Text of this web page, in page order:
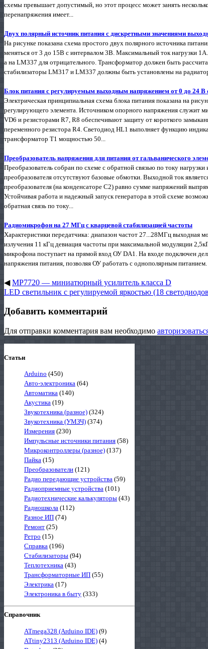
схемы превышает допустимый, но этот процесс может занять
перенапряжения имеет...
Двух полярный источник питания с дискретными значениями
На рисунке показана схема простого двух полярного источника
меняться от 3 до 15В с интервалом 3В. Максимальный ток нагрузки
а на LM337 для отрицательного. Трансформатор должен быть
стабилизаторы LM317 и LM337 должны быть установлены на
Блок питания с регулируемым выходным напряжением от 0 до 24 В
Электрическая принципиальная схема блока питания показана на
регулирующего элемента. Источником опорного напряжения служит
VD6 и резисторами R7, R8 обеспечивают защиту от короткого
переменного резистора R4. Светодиод HL1 выполняет функцию
трансформатор T1 мощностью 50...
Преобразователь напряжения для питания от гальванического
Преобразователь собран по схеме с обратной связью по току
преобразователя отсутствуют базовые обмотки. Выходной ток
преобразователя (на конденсаторе С2) равно сумме напряжений
Устойчивая работа и надежный запуск генератора в этой схеме
обратная связь по току...
Радиомикрофон на 27 МГц с кварцевой стабилизацией частоты
Характеристики передатчика: диапазон частот 27...28МГц
излучения 11 кГц девиация частоты при максимальной модуляции
микрофона поступает на прямой вход ОУ DA1. На входе подключен
напряжения питания, позволяя ОУ работать с однополярным
◀MP7720 — миниатюрный усилитель класса D
LED светильник с регулируемой яркостью (18
Добавить комментарий
Для отправки комментария вам необходимо
Статьи
Arduino (450)
Авто-электроника (64)
Автоматика (140)
Акустика (19)
Звукотехника (разное) (324)
Звукотехника (УМЗЧ) (374)
Измерения (230)
Импульсные источники питания (58)
Микроконтроллеры (разное) (137)
Пайка (15)
Преобразователи (121)
Радио передающие устройства (59)
Радиоприемные устройства (101)
Радиотехнические калькуляторы (43)
Радиошкола (112)
Разное ИП (74)
Ремонт (25)
Ретро (15)
Справка (196)
Стабилизаторы (94)
Теплотехника (43)
Трансформаторные ИП (55)
Электрика (17)
Электроника в быту (333)
Справочник
ATmega328 (Arduino IDE) (9)
ATtiny2313 (Arduino IDE) (4)